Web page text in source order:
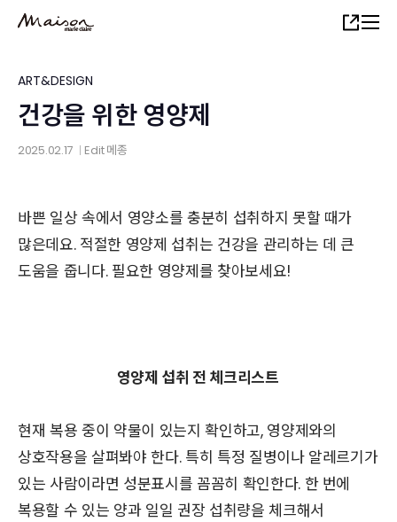
content
Share
ART&DESIGN
건강을 위한 영양제
2025.02.17 Edit메종
바쁜 일상 속에서 영양소를 충분히 섭취하지 못할 때가
많은데요. 적절한 영양제 섭취는 건강을 관리하는 데 큰
도움을 줍니다. 필요한 영양제를 찾아보세요!
영양제 섭취 전 체크리스트
현재 복용 중이 약물이 있는지 확인하고, 영양제와의
상호작용을 살펴봐야 한다. 특히 특정 질병이나 알레르기가
있는 사람이라면 성분표시를 꼼꼼히 확인한다. 한 번에
복용할 수 있는 양과 일일 권장 섭취량을 체크해서